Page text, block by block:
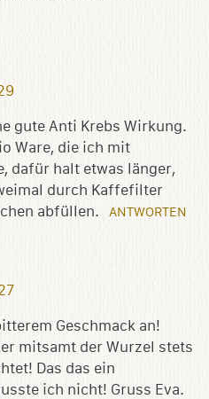
gute Anti Krebs Wirkung.
Ware, die ich mit
dafür halt etwas länger,
durch Kaffefilter
abfüllen.
ANTWORTEN
Geschmack an!
mitsamt der Wurzel stets
Das das ein
ich nicht! Gruss Eva.